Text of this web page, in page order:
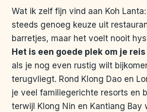
Wat ik zelf fijn vind aan Koh
steeds genoeg keuze uit
barretjes, maar het voelt nooit
Het is een goede plek om je
als je nog even rustig wilt
terugvliegt. Rond Klong Dao en
je veel familiegerichte resorts en
terwijl Klong Nin en Kantiang Bay